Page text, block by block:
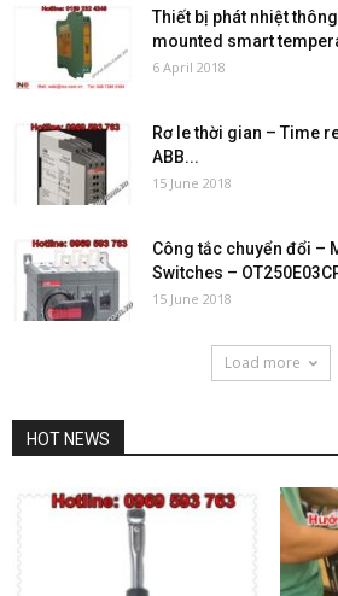
Thiết bị phát nhiệt
mounted smart
6 April 2018
Rơ le thời gian – Time
ABB...
15 June 2018
Công tắc chuyển đổi –
Switches –
15 June 2018
Load more
HOT NEWS